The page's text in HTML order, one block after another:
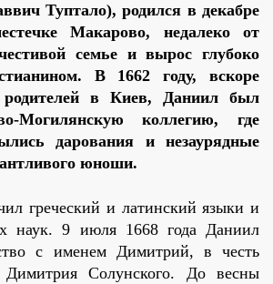
Туптало), родился в декабре
Макарово, недалеко от
семье и вырос глубоко
В 1662 году, вскоре
родителей в Киев, Даниил был
Могилянскую коллегию, где
дарования и незаурядные
юноши.
греческий и латинский языки и
наук. 9 июля 1668 года Даниил
с именем Димитрий, в честь
Димитрия Солунского. До весны